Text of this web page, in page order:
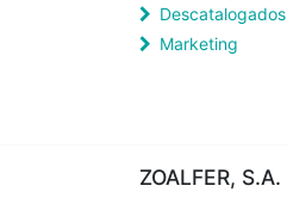
Descatalogados
Marketing
ZOALFER, S.A.